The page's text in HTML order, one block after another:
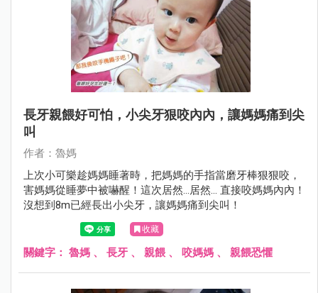
長牙親餵好可怕，小尖牙狠咬內內，讓媽媽痛到尖
叫
作者：魯媽
上次小可樂趁媽媽睡著時，把媽媽的手指當磨牙棒狠狠咬，
害媽媽從睡夢中被嚇醒！這次居然…居然… 直接咬媽媽內內！
沒想到8m已經長出小尖牙，讓媽媽痛到尖叫！
收藏
關鍵字： 魯媽 、 長牙 、 親餵 、 咬媽媽 、 親餵恐懼